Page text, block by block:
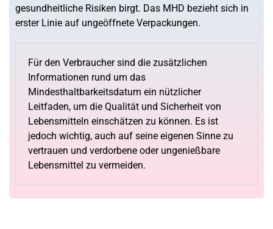
gesundheitliche Risiken birgt. Das MHD bezieht sich in
erster Linie auf ungeöffnete Verpackungen.
Für den Verbraucher sind die zusätzlichen
Informationen rund um das
Mindesthaltbarkeitsdatum ein nützlicher
Leitfaden, um die Qualität und Sicherheit von
Lebensmitteln einschätzen zu können. Es ist
jedoch wichtig, auch auf seine eigenen Sinne zu
vertrauen und verdorbene oder ungenießbare
Lebensmittel zu vermeiden.